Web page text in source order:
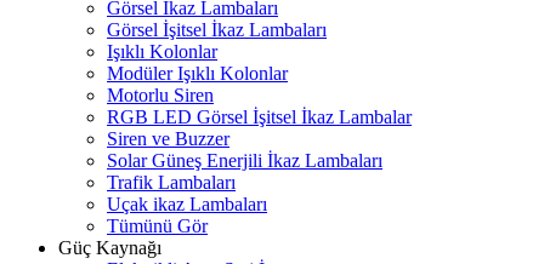
Görsel İkaz Lambaları
Görsel İşitsel İkaz Lambaları
Işıklı Kolonlar
Modüler Işıklı Kolonlar
Motorlu Siren
RGB LED Görsel İşitsel İkaz Lambalar
Siren ve Buzzer
Solar Güneş Enerjili İkaz Lambaları
Trafik Lambaları
Uçak ikaz Lambaları
Tümünü Gör
Güç Kaynağı